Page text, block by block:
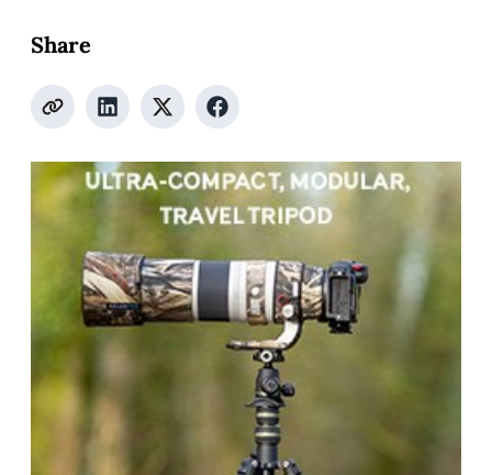
Share